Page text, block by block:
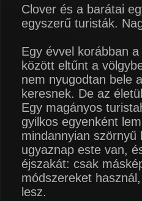
Clover és a barátai
egyszerű turisták.
Egy évvel korábban
között eltűnt a
nem nyugodtan bele
keresnek. De az
Egy magányos
gyilkos egyenként
mindannyian
ugyaznap este van,
éjszakát: csak
módszereket
lesz.